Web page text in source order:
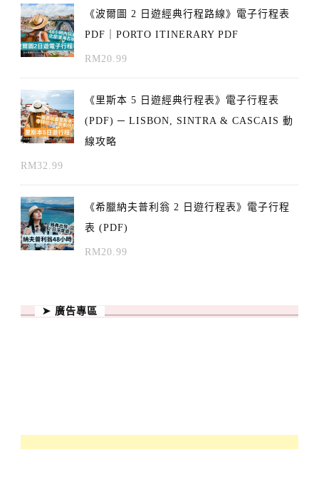
《波爾圖 2 日遊經典行程路線》電子行程表
PDF｜PORTO ITINERARY PDF
RM20.99
《里斯本 5 日遊經典行程表》電子行程表
(PDF) ─ LISBON, SINTRA & CASCAIS 動
線攻略
RM32.99
《希臘納夫普利翁 2 日遊行程表》電子行程
表 (PDF)
RM20.99
➤ 廣告專區